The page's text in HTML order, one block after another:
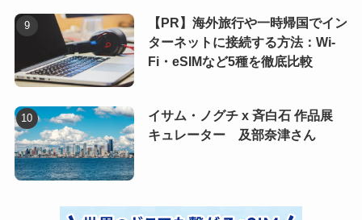
【PR】海外旅行や一時帰国でイン
ターネットに接続する方法：Wi-
Fi・eSIMなど5種を徹底比較
イサム・ノグチ x 斉白石 作品展
キュレーター 及部奈津さん